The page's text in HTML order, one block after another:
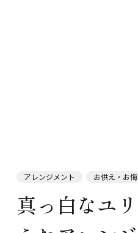
アレンジメント お供え・お
真っ白なユ